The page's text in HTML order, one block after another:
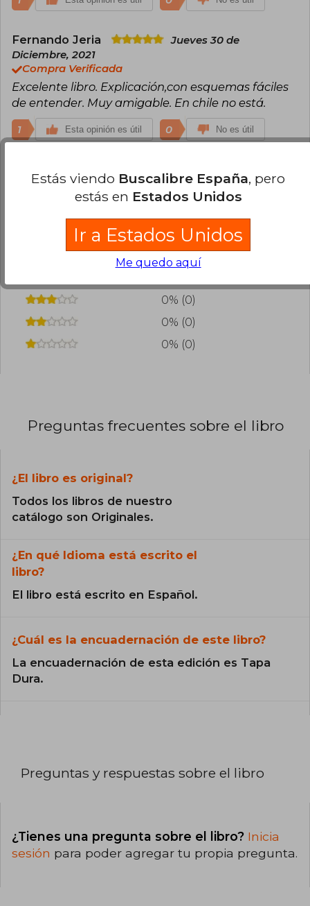
Fernando Jeria
Jueves 30 de
Diciembre, 2021
Compra Verificada
Excelente libro. Explicación,con esquemas fáciles
de entender. Muy amigable. En chile no está.
1 Esta opinión es útil 0 No es útil
Cargar más opiniones del libro
¿Leíste este libro? Inicia sesiónpara poder
agregar tu propia evaluación.
100% (11)
0% (0)
0% (0)
0% (0)
Preguntas frecuentes sobre el libro
¿El libro es original?
Todos los libros de nuestro
catálogo son Originales.
¿En qué Idioma está escrito el
libro?
El libro está escrito en Español.
¿Cuál es la encuadernación de este libro?
La encuadernación de esta edición es Tapa
Dura.
Preguntas y respuestas sobre el libro
¿Tienes una pregunta sobre el libro? Inicia
sesión para poder agregar tu propia pregunta.
Estás viendo Buscalibre España, pero
estás en Estados Unidos
Ir a Estados Unidos
Me quedo aquí